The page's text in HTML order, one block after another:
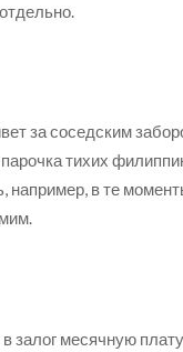
за соседским
тихих
например, в те
залог месячную